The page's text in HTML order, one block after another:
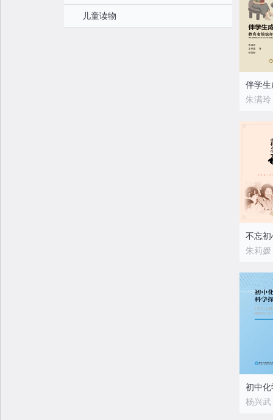
儿童读物
不忘
朱莉媛
杨兴武